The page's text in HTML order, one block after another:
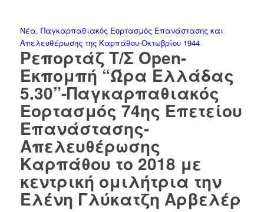
Νέα, Παγκαρπαθιακός Εορτασμός Επανάστασης και
Απελευθέρωσης της Καρπάθου-Οκτωβρίου 1944
Ρεπορτάζ Τ/Σ Open-
Εκπομπή “Ώρα Ελλάδας
5.30”-Παγκαρπαθιακός
Εορτασμός 74ης Επετείου
Επανάστασης-
Απελευθέρωσης
Καρπάθου το 2018 με
κεντρική ομιλήτρια την
Ελένη Γλύκατζη Αρβελέρ